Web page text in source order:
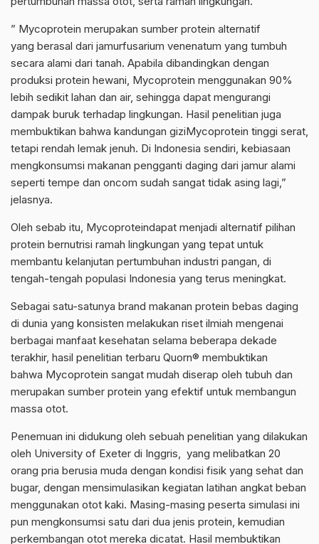
” Mycoprotein merupakan sumber protein alternatif
yang berasal dari jamurfusarium venenatum yang tumbuh
secara alami dari tanah. Apabila dibandingkan dengan
produksi protein hewani, Mycoprotein menggunakan 90%
lebih sedikit lahan dan air, sehingga dapat mengurangi
dampak buruk terhadap lingkungan. Hasil penelitian juga
membuktikan bahwa kandungan giziMycoprotein tinggi serat,
tetapi rendah lemak jenuh. Di Indonesia sendiri, kebiasaan
mengkonsumsi makanan pengganti daging dari jamur alami
seperti tempe dan oncom sudah sangat tidak asing lagi,”
jelasnya.
Oleh sebab itu, Mycoproteindapat menjadi alternatif pilihan
protein bernutrisi ramah lingkungan yang tepat untuk
membantu kelanjutan pertumbuhan industri pangan, di
tengah-tengah populasi Indonesia yang terus meningkat.
Sebagai satu-satunya brand makanan protein bebas daging
di dunia yang konsisten melakukan riset ilmiah mengenai
berbagai manfaat kesehatan selama beberapa dekade
terakhir, hasil penelitian terbaru Quorn® membuktikan
bahwa Mycoprotein sangat mudah diserap oleh tubuh dan
merupakan sumber protein yang efektif untuk membangun
massa otot.
Penemuan ini didukung oleh sebuah penelitian yang dilakukan
oleh University of Exeter di Inggris, yang melibatkan 20
orang pria berusia muda dengan kondisi fisik yang sehat dan
bugar, dengan mensimulasikan kegiatan latihan angkat beban
menggunakan otot kaki. Masing-masing peserta simulasi ini
pun mengkonsumsi satu dari dua jenis protein, kemudian
perkembangan otot mereka dicatat. Hasil membuktikan